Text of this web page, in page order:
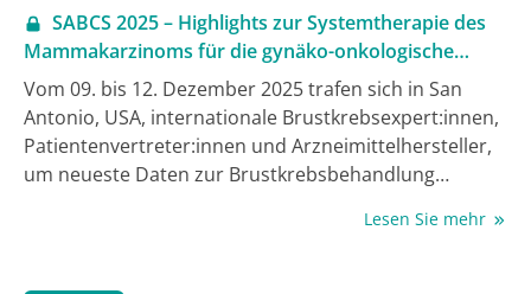
SABCS 2025 – Highlights zur Systemtherapie des
Mammakarzinoms für die gynäko­-onkologische
Praxis
Vom 09. bis 12. Dezember 2025 trafen sich in San
Antonio, USA, internationale Brustkrebsexpert:innen,
Patientenvertreter:innen und Arzneimittelhersteller,
um neueste Daten zur Brustkrebsbehandlung
niedergelassener gynäkologischer Onkologe und
neue Studien zur Systemtherapie vom SABCS, die
Lesen Sie mehr